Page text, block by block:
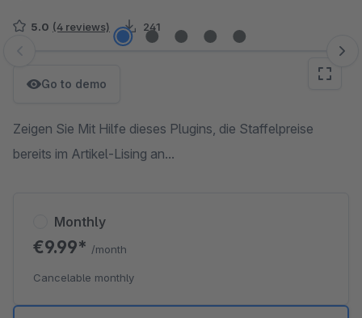
5.0 (4 reviews) 241
Skip image gallery
Go to demo
Zeigen Sie Mit Hilfe dieses Plugins, die Staffelpreise
bereits im Artikel-Lising an...
Monthly
€9.99* /month
Cancelable monthly